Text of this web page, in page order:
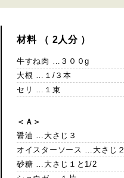
材料 （ 2人分 ）
牛すね肉 …３００g
大根 …１/３本
セリ …１束
＜Ａ＞
醤油 …大さじ３
オイスターソース …大さじ２
砂糖 …大さじ１と1/2